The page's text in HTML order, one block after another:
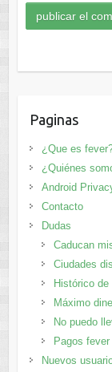
Paginas
¿Que es
¿Quiénes
Android
Contacto
Dudas
Caducan
Ciudades
Histórico de
Máximo
No puedo
Pagos fever
Nuevos